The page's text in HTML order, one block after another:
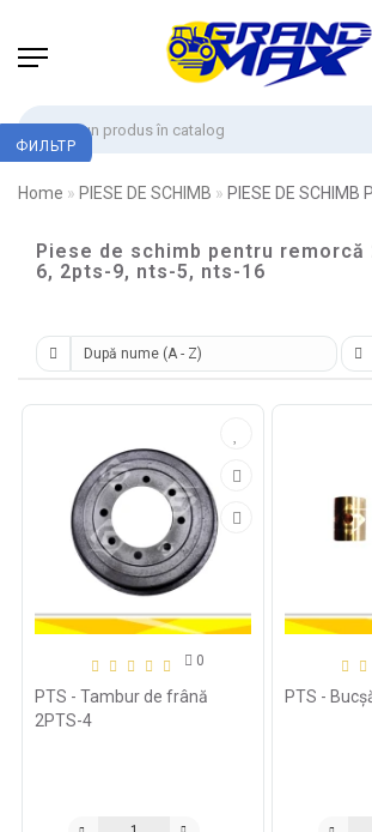
Home PIESE DE SCHIMB PIESE DE SCHIMB
Piese de schimb pentru
6, 2pts-9, nts-5, nts-16
0
PTS - Tambur de frână
2PTS-4
PTS -
ФИЛЬТР